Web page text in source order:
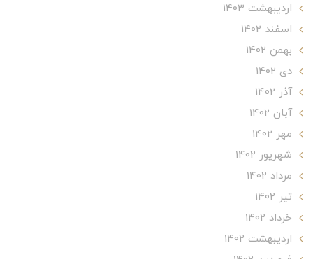
ارديبهشت 1403
اسفند 1402
بهمن 1402
دی 1402
آذر 1402
آبان 1402
مهر 1402
شهریور 1402
مرداد 1402
تير 1402
خرداد 1402
ارديبهشت 1402